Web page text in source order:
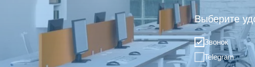
Выберите
Звонок
Telegram